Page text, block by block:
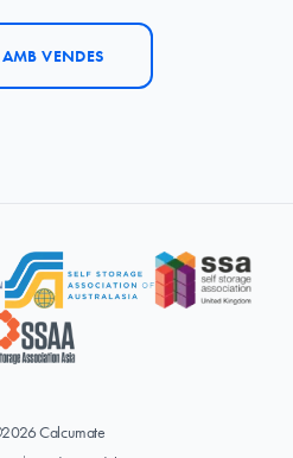
AMB VENDES
Calcumate